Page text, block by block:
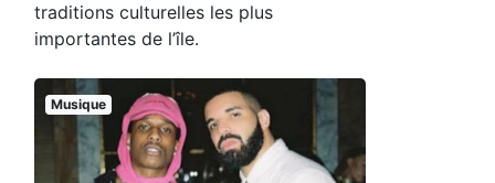
traditions culturelles les plus
importantes de l’île.
Musique